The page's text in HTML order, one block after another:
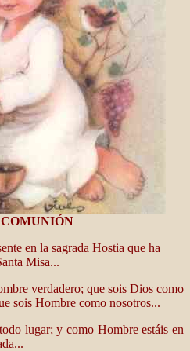
en la sagrada Hostia que ha
Misa...
verdadero; que sois Dios como
sois Hombre como nosotros...
lugar; y como Hombre estáis en